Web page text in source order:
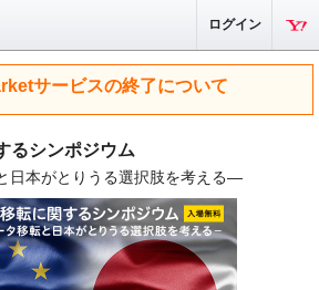
ログイン
サービスの終了について
るシンポジウム
日本がとりうる選択肢を考える―